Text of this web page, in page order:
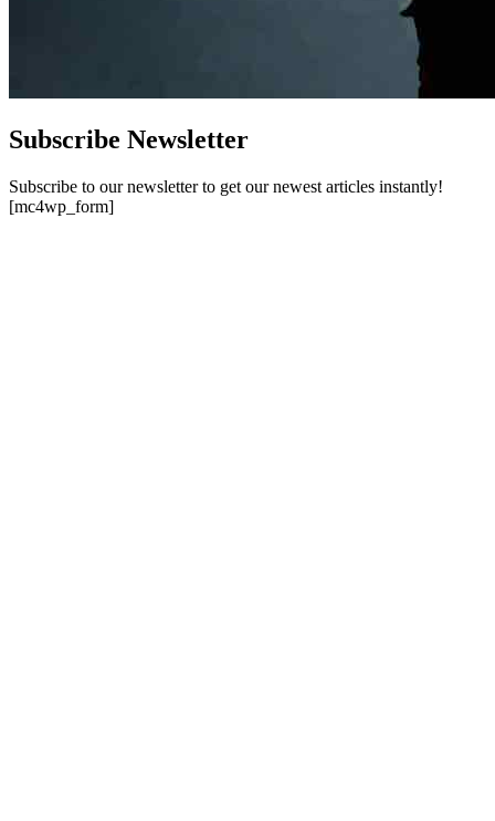
Subscribe Newsletter
Subscribe to our newsletter to get our newest articles instantly!
[mc4wp_form]